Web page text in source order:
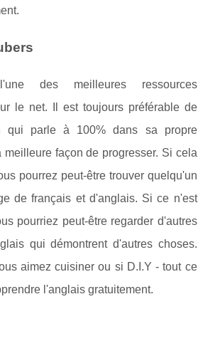
des meilleures ressources
le net. Il est toujours préférable de
qui parle à 100% dans sa propre
meilleure façon de progresser. Si cela
pourrez peut-être trouver quelqu'un
de français et d'anglais. Si ce n'est
pourriez peut-être regarder d'autres
qui démontrent d'autres choses.
aimez cuisiner ou si D.I.Y - tout ce
l'anglais gratuitement.